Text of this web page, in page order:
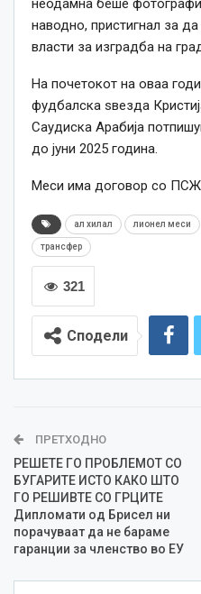
неодамна беше
наводно, пристигнал за
власти за изградба на
На почетокот на оваа
фудбалска ѕвезда
Саудиска Арабија
до јуни 2025 година.
Меси има договор со ПСЖ
ал хилал лионел меси
трансфер
321
Сподели
ПРЕТХОДНО
РЕШЕТЕ ГО ПРОБЛЕМОТ СО
БУГАРИТЕ ИСТО КАКО ШТО
ГО РЕШИВТЕ СО ГРЦИТЕ
Дипломати од Брисел ни
порачуваат да не бараме
гаранции за членство во ЕУ